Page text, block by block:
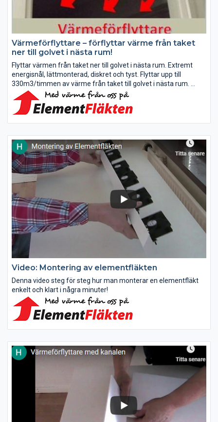
Värmeförflyttare – förflyttar värme från taket
ner till golvet i nästa rum!
Flyttar värmen från taket ner till golvet i nästa rum. Extremt
energisnål, lättmonterad, diskret och tyst. Flyttar upp till
330m3/timmen av värme från taket till golvet i nästa rum.
Det fungerar jättebra när man eldar i kamin eller...
Video: Montering av elementfläkten
Denna video steg för steg hur man monterar en elementfläkt
enkelt och klart i några minuter!